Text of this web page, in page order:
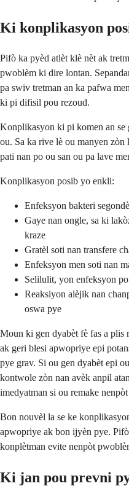
Ki konplikasyon
Pifò ka pyèd atlèt klè nèt ak
pwoblèm ki dire lontan.
pa swiv tretman an ka pafwa
ki pi difisil pou rezoud.
Konplikasyon ki pi komen an se
ou. Sa ka rive lè ou manyen zòn
pati nan po ou san ou pa lave
Konplikasyon posib yo enkli:
Enfeksyon bakteri
Gaye nan ongle, sa ki
kraze
Gratèl soti nan transfere
Enfeksyon men soti nan
Selilulit, yon enfeksyon
Reaksiyon alèjik nan
oswa pye
Moun ki gen dyabèt fè fas a plis
ak geri blesi apwopriye epi
pye grav. Si ou gen dyabèt epi
kontwole zòn nan avèk anpil
imedyatman si ou remake
Bon nouvèl la se ke
apwopriye ak bon ijyèn pye.
konplètman evite nenpòt
Ki jan pou prevni